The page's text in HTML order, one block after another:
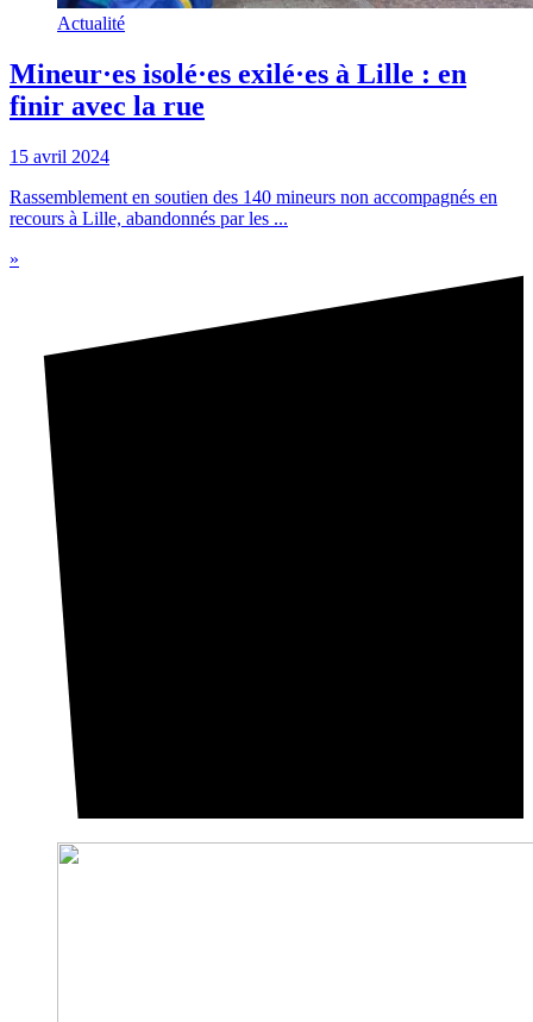
Actualité
Mineur·es isolé·es exilé·es à Lille : en
finir avec la rue
15 avril 2024
Rassemblement en soutien des 140 mineurs non accompagnés en
recours à Lille, abandonnés par les ...
»